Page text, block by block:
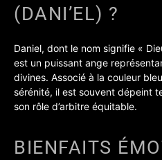
(DANI’EL) ?
Daniel, dont le nom signifie «
est un puissant ange
divines. Associé à la couleur
sérénité, il est souvent dépeint
son rôle d’arbitre équitable.
BIENFAITS